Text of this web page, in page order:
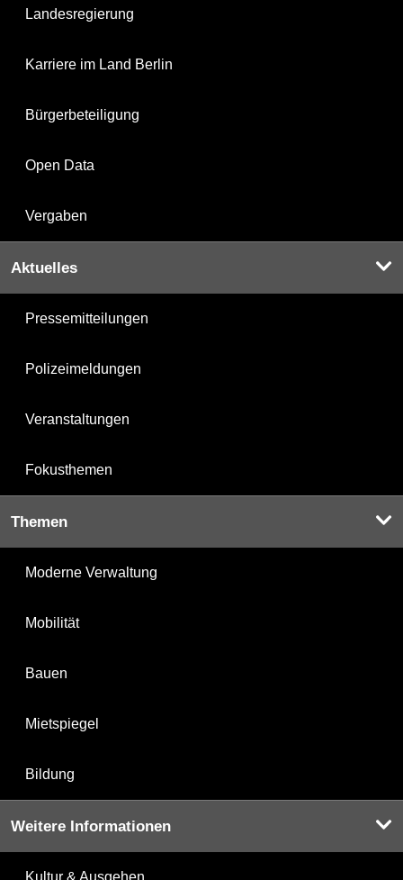
Landesregierung
Karriere im Land Berlin
Bürgerbeteiligung
Open Data
Vergaben
Aktuelles
Pressemitteilungen
Polizeimeldungen
Veranstaltungen
Fokusthemen
Themen
Moderne Verwaltung
Mobilität
Bauen
Mietspiegel
Bildung
Weitere Informationen
Kultur & Ausgehen